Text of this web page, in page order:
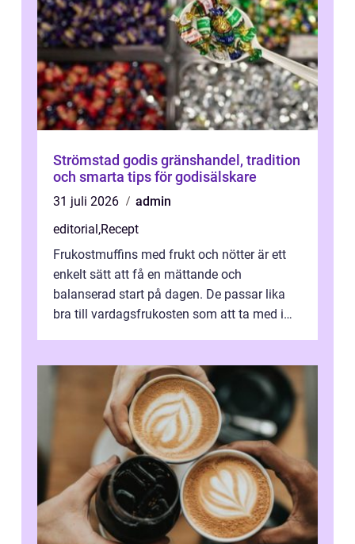
Strömstad godis gränshandel, tradition
och smarta tips för godisälskare
31 juli 2026
admin
editorial,Recept
Frukostmuffins med frukt och nötter är ett
enkelt sätt att få en mättande och
balanserad start på dagen. De passar lika
bra till vardagsfrukosten som att ta med i